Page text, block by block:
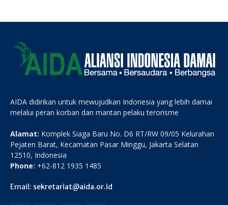
AIDA didirikan untuk mewujudkan Indonesia yang lebih damai
melalui peran korban dan mantan pelaku terorisme
Alamat: Komplek Siaga Baru No. D6 RT/RW 09/05 Kelurahan
Pejaten Barat, Kecamatan Pasar Minggu, Jakarta Selatan
12510, Indonesia
Phone: +62-812 1935 1485
Email: sekretariat@aida.or.id